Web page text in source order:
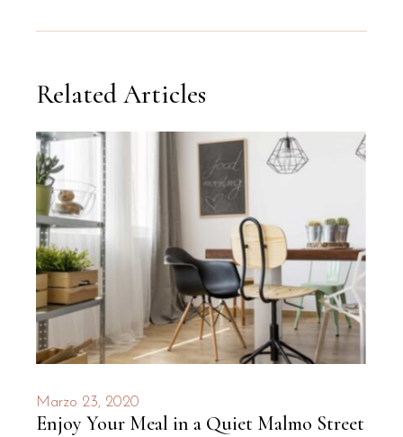
Related Articles
Marzo 23, 2020
Enjoy Your Meal in a Quiet Malmo Street